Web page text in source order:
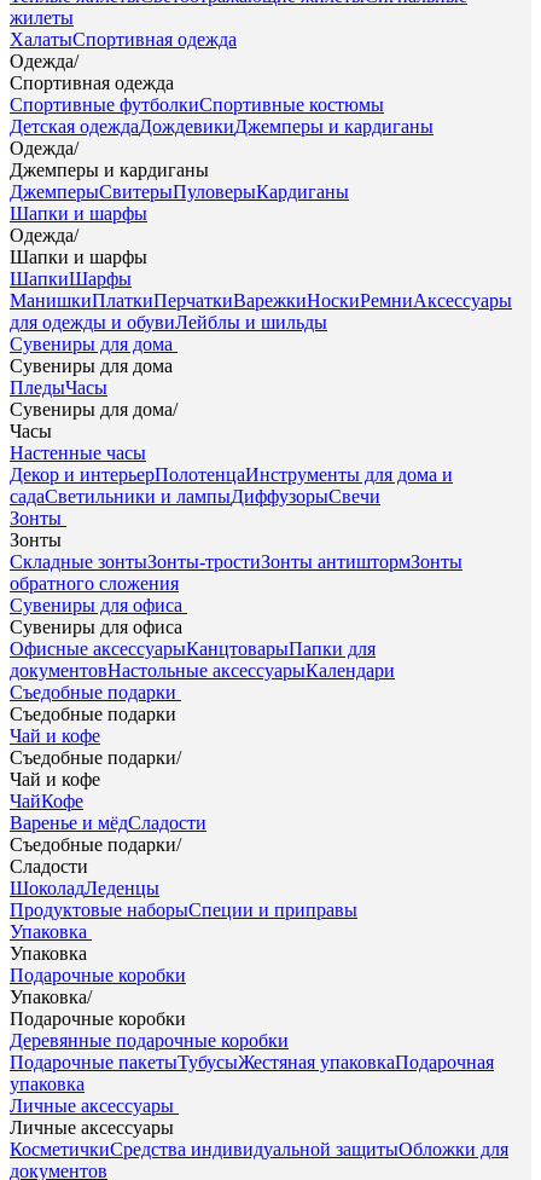
жилеты
ХалатыСпортивная одежда
Одежда/
Спортивная одежда
Спортивные футболкиСпортивные костюмы
Детская одеждаДождевикиДжемперы и кардиганы
Одежда/
Джемперы и кардиганы
ДжемперыСвитерыПуловерыКардиганы
Шапки и шарфы
Одежда/
Шапки и шарфы
ШапкиШарфы
МанишкиПлаткиПерчаткиВарежкиНоскиРемниАксессуары
для одежды и обувиЛейблы и шильды
Сувениры для дома
Сувениры для дома
ПледыЧасы
Сувениры для дома/
Часы
Настенные часы
Декор и интерьерПолотенцаИнструменты для дома и
садаСветильники и лампыДиффузорыСвечи
Зонты
Зонты
Складные зонтыЗонты-тростиЗонты антиштормЗонты
обратного сложения
Сувениры для офиса
Сувениры для офиса
Офисные аксессуарыКанцтоварыПапки для
документовНастольные аксессуарыКалендари
Съедобные подарки
Съедобные подарки
Чай и кофе
Съедобные подарки/
Чай и кофе
ЧайКофе
Варенье и мёдСладости
Съедобные подарки/
Сладости
ШоколадЛеденцы
Продуктовые наборыСпеции и приправы
Упаковка
Упаковка
Подарочные коробки
Упаковка/
Подарочные коробки
Деревянные подарочные коробки
Подарочные пакетыТубусыЖестяная упаковкаПодарочная
упаковка
Личные аксессуары
Личные аксессуары
КосметичкиСредства индивидуальной защитыОбложки для
документов